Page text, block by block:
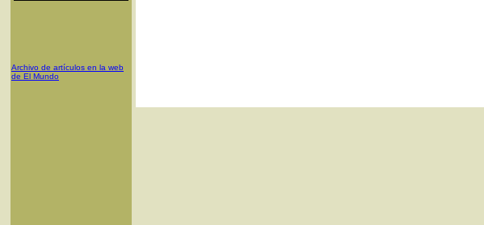
Archivo de artículos en la web
de El Mundo